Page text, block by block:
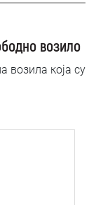
возило
возила која су